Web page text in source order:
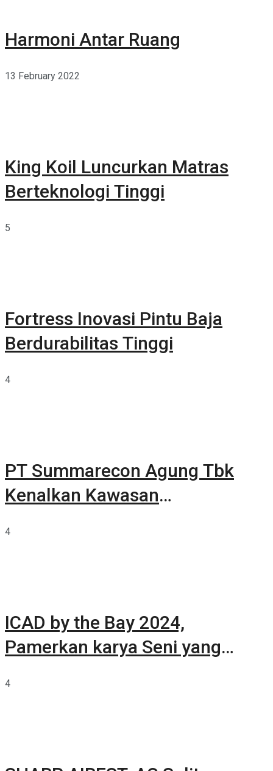
Harmoni Antar Ruang
13 February 2022
King Koil Luncurkan Matras
Berteknologi Tinggi
5
Fortress Inovasi Pintu Baja
Berdurabilitas Tinggi
4
PT Summarecon Agung Tbk
Kenalkan Kawasan
4
ICAD by the Bay 2024,
Pamerkan karya Seni yang
4